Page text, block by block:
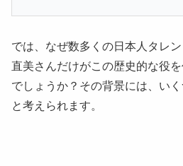
では、なぜ数多くの日本人タレ
直美さんだけがこの歴史的な役
でしょうか？その背景には、い
と考えられます。